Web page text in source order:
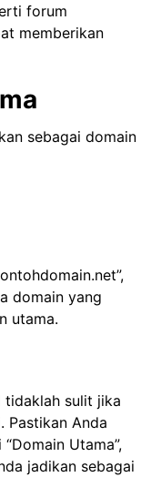
forum
memberikan
sebagai domain
domain yang
utama.
tidaklah sulit jika
Pastikan Anda
Utama”,
jadikan sebagai